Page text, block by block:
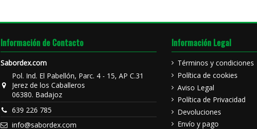
Información de Contacto
Sabordex.com
Pol. Ind. El Pabellón, Parc. 4 - 15, AP C.31
Jerez de los Caballeros
06380. Badajoz
639 226 785
info@sabordex.com
Información Legal
Términos y condiciones
Política de cookies
Aviso Legal
Política de Privacidad
Devoluciones
Envío y pago